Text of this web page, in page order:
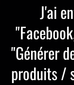
J'ai
"Générer
produits /